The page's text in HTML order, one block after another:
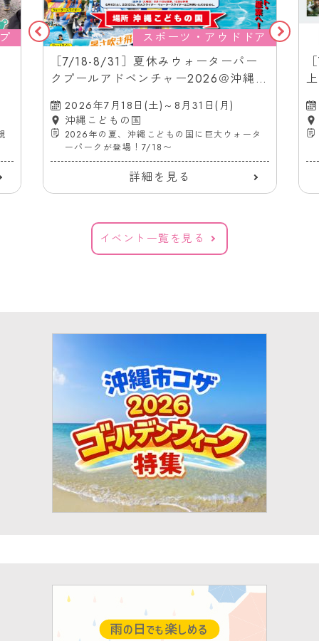
スポーツ・アウドドア
［7/18-8/31］夏休みウォーターパー
クプールアドベンチャー2026＠沖縄こ
2026年7月18日(土)～8月31日(月)
沖縄こどもの国
2026年の夏、沖縄こどもの国に巨大ウォータ
ーパークが登場！7/18〜
詳細を見る
イベント一覧を見る